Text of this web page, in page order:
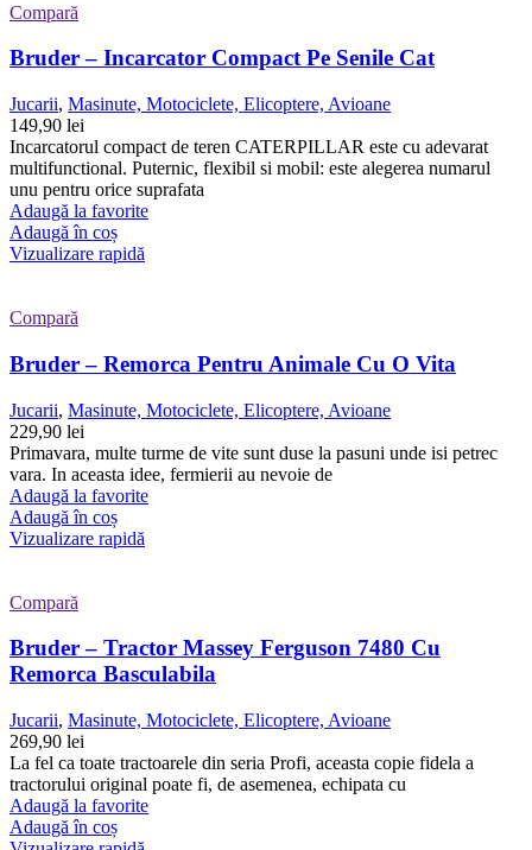
Compară
Bruder – Incarcator Compact Pe Senile Cat
Jucarii, Masinute, Motociclete, Elicoptere, Avioane
149,90 lei
Incarcatorul compact de teren CATERPILLAR este cu adevarat
multifunctional. Puternic, flexibil si mobil: este alegerea numarul
unu pentru orice suprafata
Adaugă la favorite
Adaugă în coș
Vizualizare rapidă
Compară
Bruder – Remorca Pentru Animale Cu O Vita
Jucarii, Masinute, Motociclete, Elicoptere, Avioane
229,90 lei
Primavara, multe turme de vite sunt duse la pasuni unde isi petrec
vara. In aceasta idee, fermierii au nevoie de
Adaugă la favorite
Adaugă în coș
Vizualizare rapidă
Compară
Bruder – Tractor Massey Ferguson 7480 Cu
Remorca Basculabila
Jucarii, Masinute, Motociclete, Elicoptere, Avioane
269,90 lei
La fel ca toate tractoarele din seria Profi, aceasta copie fidela a
tractorului original poate fi, de asemenea, echipata cu
Adaugă la favorite
Adaugă în coș